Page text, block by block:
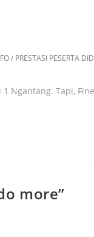
/ PRESTASI PESERTA
Ngantang. Tapi,
more”